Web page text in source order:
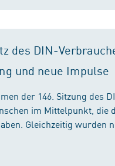
des DIN-
und neue Impulse
der 146. Sitzung des
im Mittelpunkt, die
Gleichzeitig wurden